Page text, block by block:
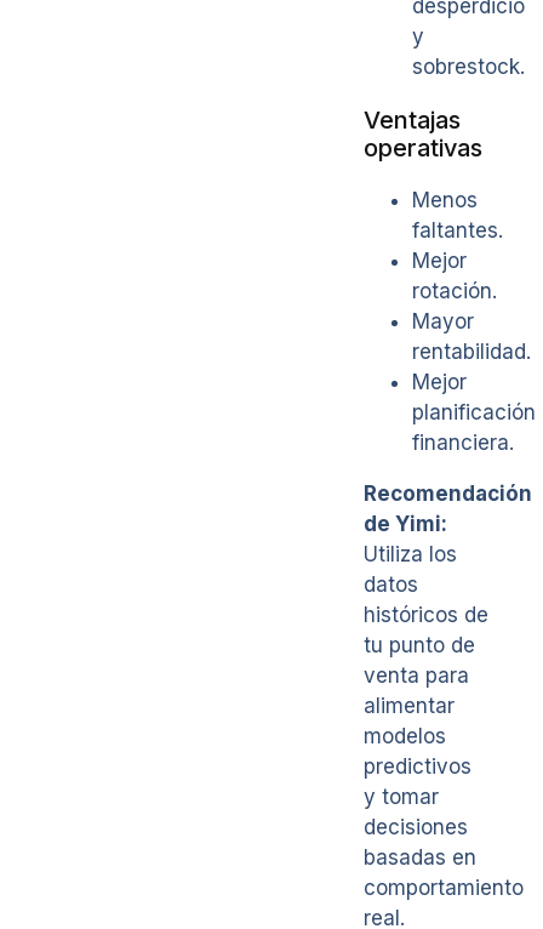
desperdicio
y
sobrestock.
Ventajas
operativas
Menos
faltantes.
Mejor
rotación.
Mayor
rentabilidad.
Mejor
planificación
financiera.
Recomendación
de Yimi:
Utiliza los
datos
históricos de
tu punto de
venta para
alimentar
modelos
predictivos
y tomar
decisiones
basadas en
comportamiento
real.